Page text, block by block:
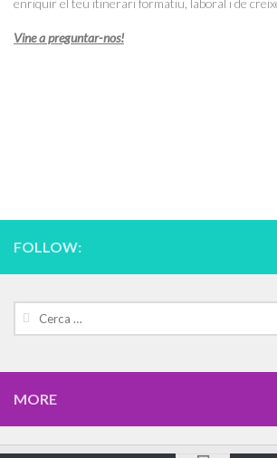
enriquir el teu itinerari formatiu, laboral i de
Vine a preguntar-nos!
FOLLOW:
Cerca:
MORE